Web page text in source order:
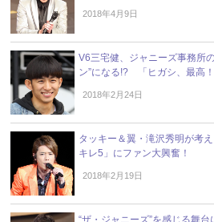
2018年4月9日
V6三宅健、ジャニーズ事務所
ン”になる!? 「ヒガシ、最高
2018年2月24日
タッキー＆翼・滝沢秀明が考
キレ5」にファン大興奮！
2018年2月19日
“ザ・ジャニーズ”を感じる舞